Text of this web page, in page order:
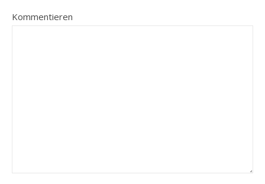
Kommentieren